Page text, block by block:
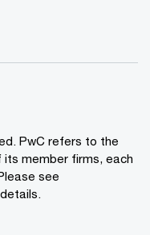
PwC refers to the
member firms, each
see